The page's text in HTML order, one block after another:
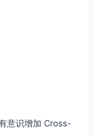
意识增加 Cross-